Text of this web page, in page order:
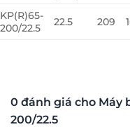
KP(R)65-
200/22.5
22.5 209
0 đánh giá cho Máy
200/22.5